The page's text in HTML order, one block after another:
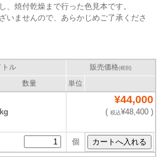
、焼付乾燥まで行った色見本です。
いませんので、あらかじめご了承くださ
トル 販売価格(税別)
数量 単位
¥44,000
( 税込¥48,400 )
個